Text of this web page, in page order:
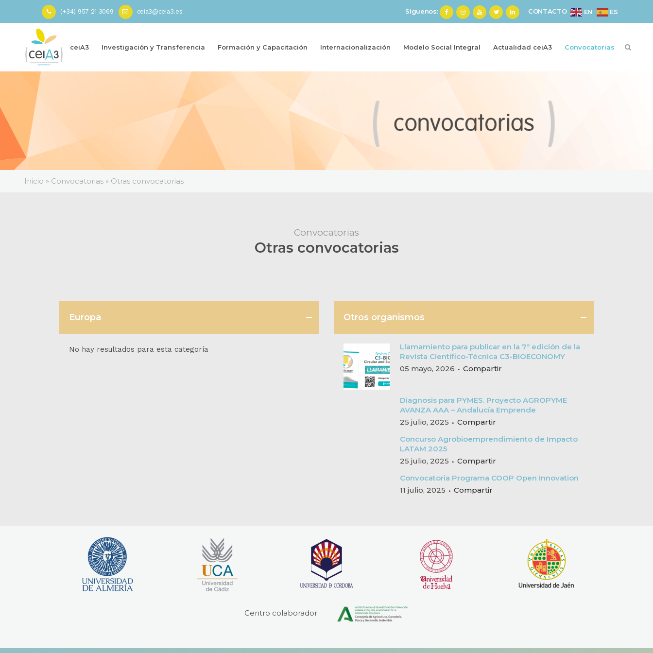
(+34) 957 21 3069 ceia3@ceia3.es Síguenos: CONTACTO EN ES
ceiA3 Investigación y Transferencia Formación y Capacitación Internacionalización Modelo Social Integral Actualidad ceiA3 Convocatorias
Inicio » Convocatorias » Otras convocatorias
Convocatorias
Otras convocatorias
Europa
No hay resultados para esta categoría
Otros organismos
Llamamiento para publicar en la 7ª edición de la
Revista Científico-Técnica C3-BIOECONOMY
05 mayo, 2026
Compartir
Diagnosis para PYMES. Proyecto AGROPYME
AVANZA AAA – Andalucía Emprende
25 julio, 2025
Compartir
Concurso Agrobioemprendimiento de Impacto
LATAM 2025
25 julio, 2025
Compartir
Convocatoria Programa COOP Open Innovation
11 julio, 2025
Compartir
Centro colaborador